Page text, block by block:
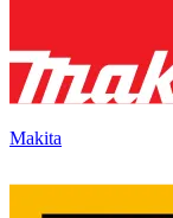
Makita